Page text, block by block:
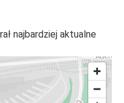
najbardziej aktualne